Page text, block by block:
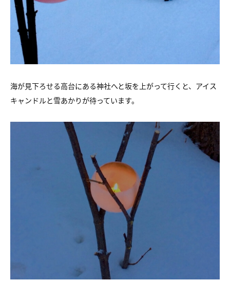
海が見下ろせる高台にある神社へと坂を上がって行くと、アイス
キャンドルと雪あかりが待っています。